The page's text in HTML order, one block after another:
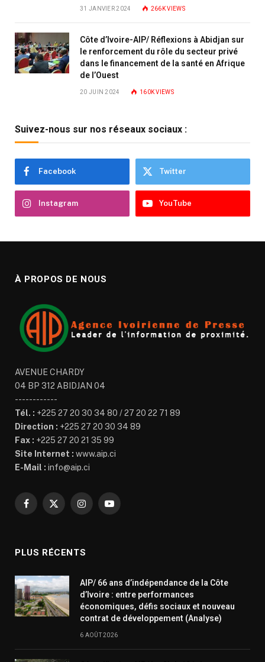
31 JANVIER 2024 266KVIEWS
Côte d’Ivoire-AIP/ Réflexions à Abidjan sur
le renforcement du rôle du secteur privé
dans le financement de la santé en Afrique
de l’Ouest
20 JUIN 2024 160KVIEWS
Suivez-nous sur nos réseaux sociaux :
Facebook Twitter
Instagram YouTube
À PROPOS DE NOUS
AVENUE CHARDY
04 BP 312 ABIDJAN 04
------------
Tél. : +225 27 20 30 34 80 / 27 20 22 71 89
Direction : +225 27 20 30 34 89
Fax : +225 27 20 21 35 99
Site Internet : www.aip.ci
E-Mail : info@aip.ci
Facebook
X
InstagramYouTube
PLUS RÉCENTS
AIP/ 66 ans d’indépendance de la Côte
d’Ivoire : entre performances
économiques, défis sociaux et nouveau
contrat de développement (Analyse)
6 AOÛT 2026